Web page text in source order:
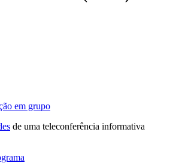
em grupo
de uma teleconferência informativa